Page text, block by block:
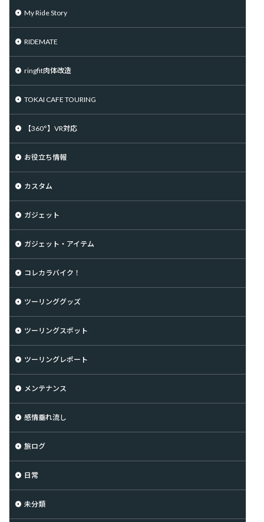
My Ride Story
RIDEMATE
ringfit肉体改造
TOKAI CAFE TOURING
【360°】VR対応
お役立ち情報
カスタム
ガジェット
ガジェット・アイテム
コレカラバイク！
ツーリンググッズ
ツーリングスポット
ツーリングレポート
メンテナンス
感情垂れ流し
旅ログ
日常
未分類